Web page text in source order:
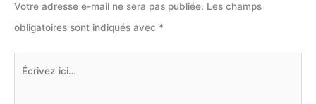
Votre adresse e-mail ne sera pas publiée. Les champs
obligatoires sont indiqués avec *